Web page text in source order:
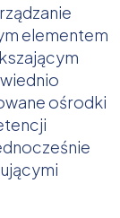
elementem
ośrodki